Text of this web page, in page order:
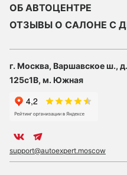
ОБ АВТОЦЕНТРЕ
ОТЗЫВЫ О САЛОНЕ С
г. Москва, Варшавское ш., д.
125с1В, м. Южная
support@autoexpert.moscow